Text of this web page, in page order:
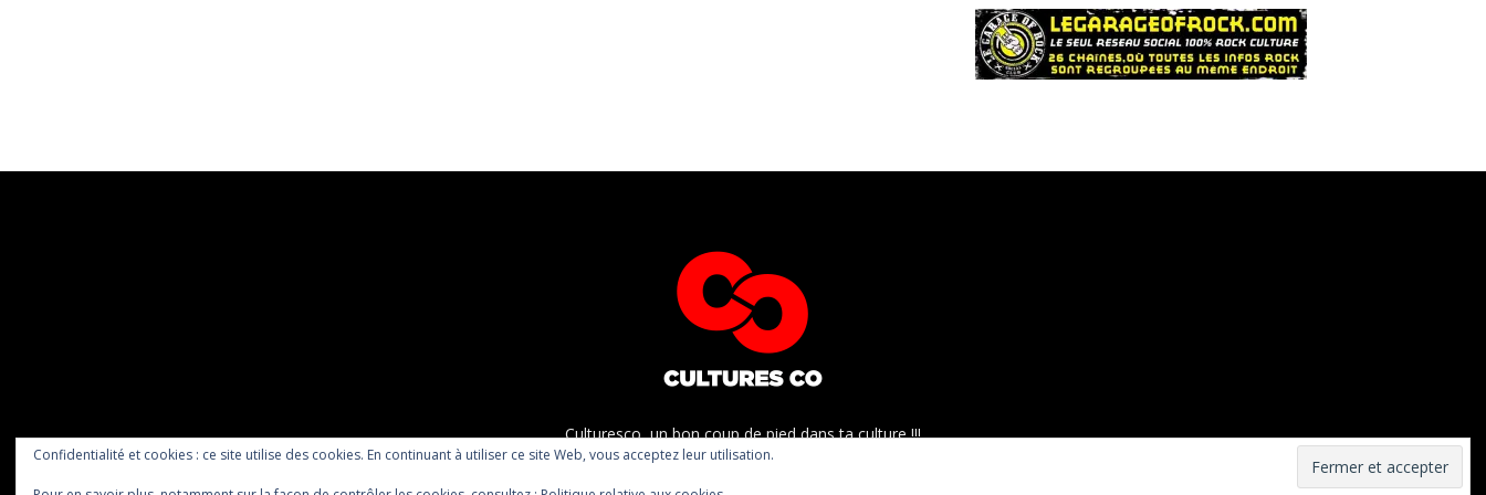
Culturesco, un bon coup de pied dans ta culture !!!
Confidentialité et cookies : ce site utilise des cookies. En continuant à utiliser ce site Web, vous acceptez leur utilisation.